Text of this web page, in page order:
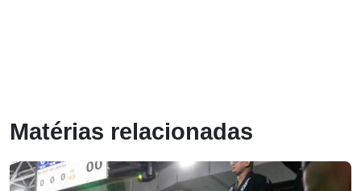
Matérias relacionadas